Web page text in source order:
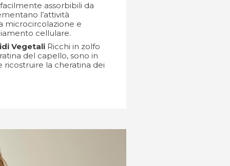
assorbibili da
l’attività
microcircolazione e
cellulare.
VegetaliRicchi in zolfo
del capello, sono in
ricostruire la cheratina dei